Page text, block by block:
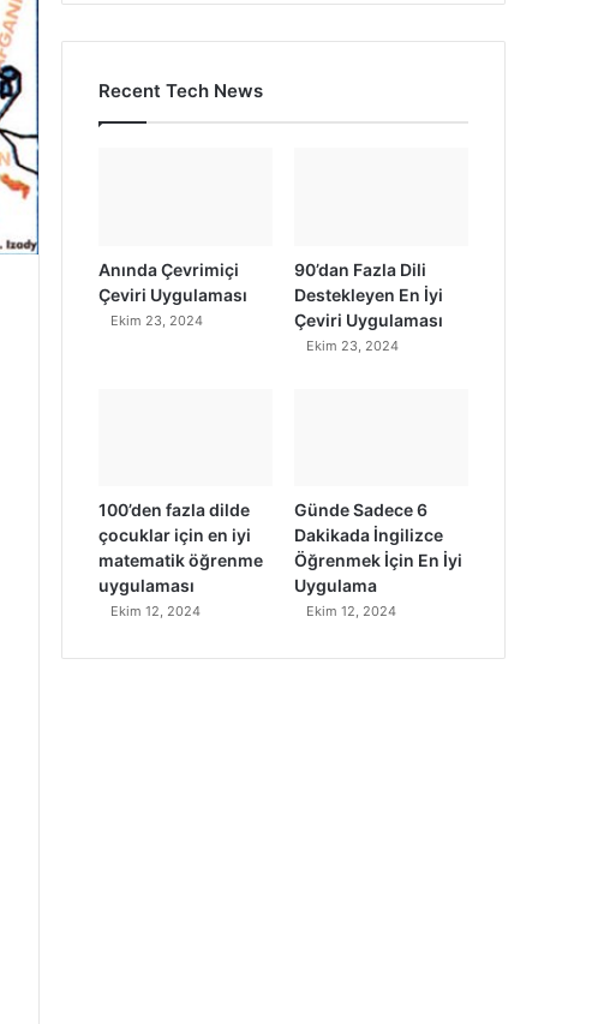
Recent Tech News
Anında Çevrimiçi
Çeviri Uygulaması
Ekim 23, 2024
90’dan Fazla Dili
Destekleyen En İyi
Çeviri Uygulaması
Ekim 23, 2024
100’den fazla dilde
çocuklar için en iyi
matematik öğrenme
uygulaması
Ekim 12, 2024
Günde Sadece 6
Dakikada İngilizce
Öğrenmek İçin En İyi
Uygulama
Ekim 12, 2024